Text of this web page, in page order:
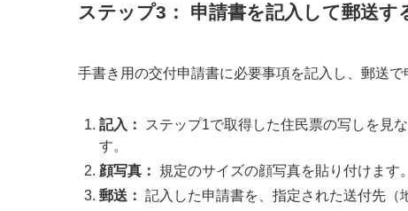
ステップ3： 申請書を記入して郵送す
手書き用の交付申請書に必要事項を記入し、郵送で
記入：
ステップ1で取得した住民票の写しを見
す。
顔写真：
規定のサイズの顔写真を貼り付けます。
郵送： 記入した申請書を、指定された送付先（